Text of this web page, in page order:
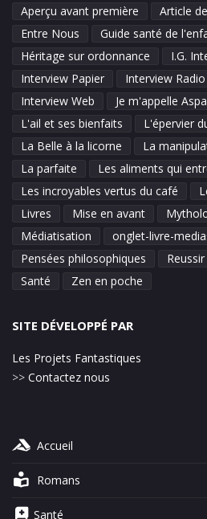
Aperçu avant première
Article
Entre Nous
Guide santé de
Héritage sur ordonnance
I.G.
Interview Papier
Interview Radio
Interview Web
Je m'appelle
L'ail et ses bienfaits
L'épervier
La Belle à la licorne
La
La parfaite
Les aliments qui
Les incroyables vertus du café
Livres
Mise en avant
Médiatisation
onglet-livre-
Pensées philosophiques
Reussir
Santé
Zen en poche
SITE DÉVELOPPÉ PAR
Les Projets Fantastiques
>> Contactez nous
Accueil
Romans
Santé